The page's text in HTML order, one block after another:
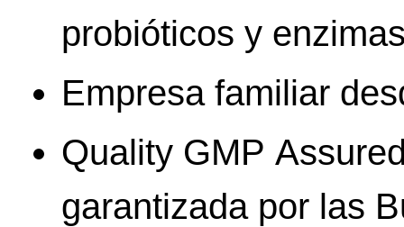
probióticos y
Empresa familiar
Quality GMP
garantizada por las